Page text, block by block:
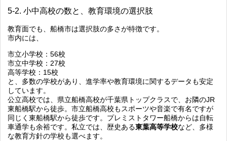
5-2. 小中高校の数と、教育環境の選択肢
教育面でも、船橋市は選択肢の多さが特徴です。
市内には、
市立小学校：56校
市立中学校：27校
高等学校：15校
と、多数の学校があり、進学率や教育環境に関するデータも安定
しています。
公立高校では、県立船橋高校が千葉県トップクラスで、お隣のJR
東船橋駅から徒歩。市立船橋高校もスポーツや音楽で有名ですが
同じく東船橋駅から徒歩です。プレミストタワー船橋からは自転
車通学も余裕です。私立では、歴史ある東葉高等学校など、多様
な教育方針の学校も選べます。